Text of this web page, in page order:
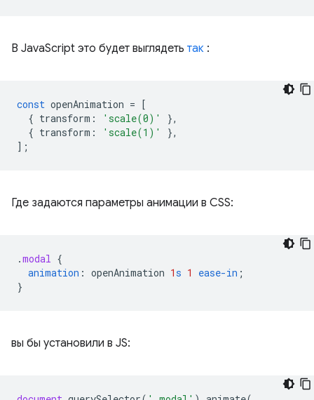
В JavaScript это будет выглядеть так :
const openAnimation =
[
{ transform : 'scale(0)'
},
{ transform : 'scale(1)'
},
];
Где задаются параметры анимации в CSS:
.modal {
animation : openAnimation 1s 1 ease-in ;
}
вы бы установили в JS: